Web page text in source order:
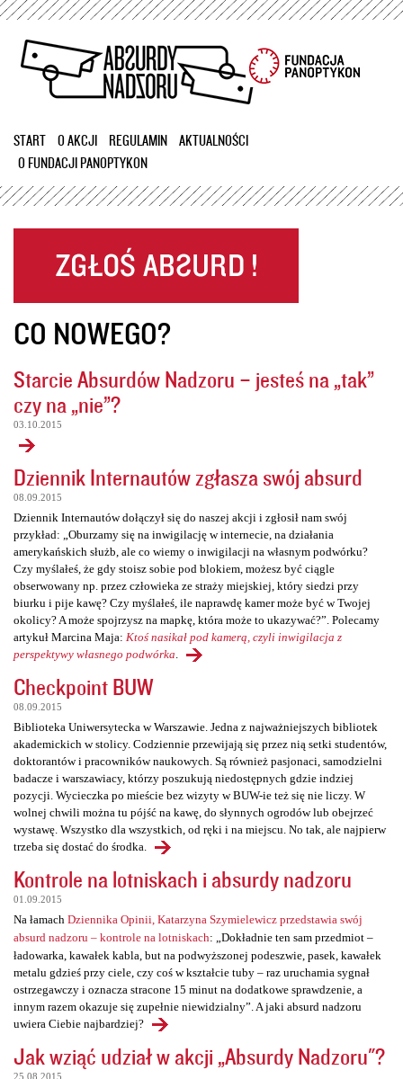
Przejdź
treści
START O AKCJI REGULAMIN
AKTUALNOŚCI
O FUNDACJI PANOPTYKON
CO NOWEGO?
Starcie Absurdów Nadzoru – jesteś na „tak”
czy na „nie”?
03.10.2015
Dziennik Internautów zgłasza swój absurd
08.09.2015
Dziennik Internautów dołączył się do naszej akcji i zgłosił nam swój
przykład: „Oburzamy się na inwigilację w internecie, na działania
amerykańskich służb, ale co wiemy o inwigilacji na własnym podwórku?
Czy myślałeś, że gdy stoisz sobie pod blokiem, możesz być ciągle
obserwowany np. przez człowieka ze straży miejskiej, który siedzi przy
biurku i pije kawę? Czy myślałeś, ile naprawdę kamer może być w Twojej
okolicy? A może spojrzysz na mapkę, która może to ukazywać?”. Polecamy
artykuł Marcina Maja: Ktoś nasikał pod kamerą, czyli inwigilacja z
perspektywy własnego podwórka
Checkpoint BUW
08.09.2015
Biblioteka Uniwersytecka w Warszawie. Jedna z najważniejszych bibliotek
akademickich w stolicy. Codziennie przewijają się przez nią setki studentów,
doktorantów i pracowników naukowych. Są również pasjonaci, samodzielni
badacze i warszawiacy, którzy poszukują niedostępnych gdzie indziej
pozycji. Wycieczka po mieście bez wizyty w BUW-ie też się nie liczy. W
wolnej chwili można tu pójść na kawę, do słynnych ogrodów lub obejrzeć
wystawę. Wszystko dla wszystkich, od ręki i na miejscu. No tak, ale najpierw
trzeba się dostać do środka.
Kontrole na lotniskach i absurdy nadzoru
01.09.2015
Na łamach Dziennika Opinii, Katarzyna Szymielewicz przedstawia swój
absurd nadzoru – kontrole na lotniskach: „Dokładnie ten sam przedmiot –
ładowarka, kawałek kabla, but na podwyższonej podeszwie, pasek, kawałek
metalu gdzieś przy ciele, czy coś w kształcie tuby – raz uruchamia sygnał
ostrzegawczy i oznacza stracone 15 minut na dodatkowe sprawdzenie, a
innym razem okazuje się zupełnie niewidzialny”. A jaki absurd nadzoru
uwiera Ciebie najbardziej?
Jak wziąć udział w akcji „Absurdy Nadzoru"?
25.08.2015